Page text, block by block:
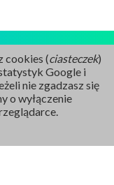
cookies (ciasteczek)
Google i
nie zgadzasz się
o wyłączenie